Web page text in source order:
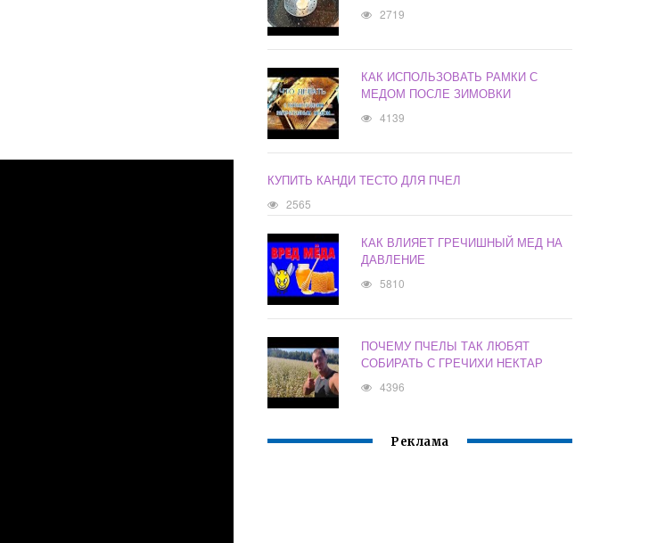
2719
КАК ИСПОЛЬЗОВАТЬ РАМКИ С
МЕДОМ ПОСЛЕ ЗИМОВКИ
4139
КУПИТЬ КАНДИ ТЕСТО ДЛЯ ПЧЕЛ
2565
КАК ВЛИЯЕТ ГРЕЧИШНЫЙ МЕД НА
ДАВЛЕНИЕ
5810
ПОЧЕМУ ПЧЕЛЫ ТАК ЛЮБЯТ
СОБИРАТЬ С ГРЕЧИХИ НЕКТАР
4396
Реклама